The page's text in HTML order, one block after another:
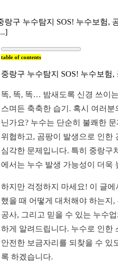
랑구 누수탐지 SOS! 누수보험,
table of contents
중랑구 누수탐지 SOS! 누수보험,
똑, 똑, 똑… 밤새도록 신경 쓰이
스며든 축축한 습기. 혹시 여러
닌가요? 누수는 단순히 불쾌한
위협하고, 곰팡이 발생으로 인한
심각한 문제입니다. 특히 중랑구
에서는 누수 발생 가능성이 더욱
하지만 걱정하지 마세요! 이 글
했을 때 어떻게 대처해야 하는지
공사, 그리고 믿을 수 있는 누수
하게 알려드립니다. 누수로 인한
안전한 보금자리를 되찾을 수 있
록 하겠습니다.